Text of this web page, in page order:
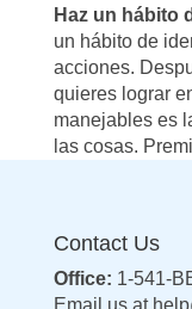
Haz un hábito
un hábito de
acciones.
quieres lograr
manejables es
las cosas.
Contact Us
Office: 1-541-